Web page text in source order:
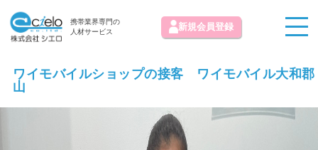
携帯業界専門の
人材サービス
新規会員登録
ワイモバイルショップの接客 ワイモバイル大和郡
山
お知らせ
よくある質問
運営会社 免責事項